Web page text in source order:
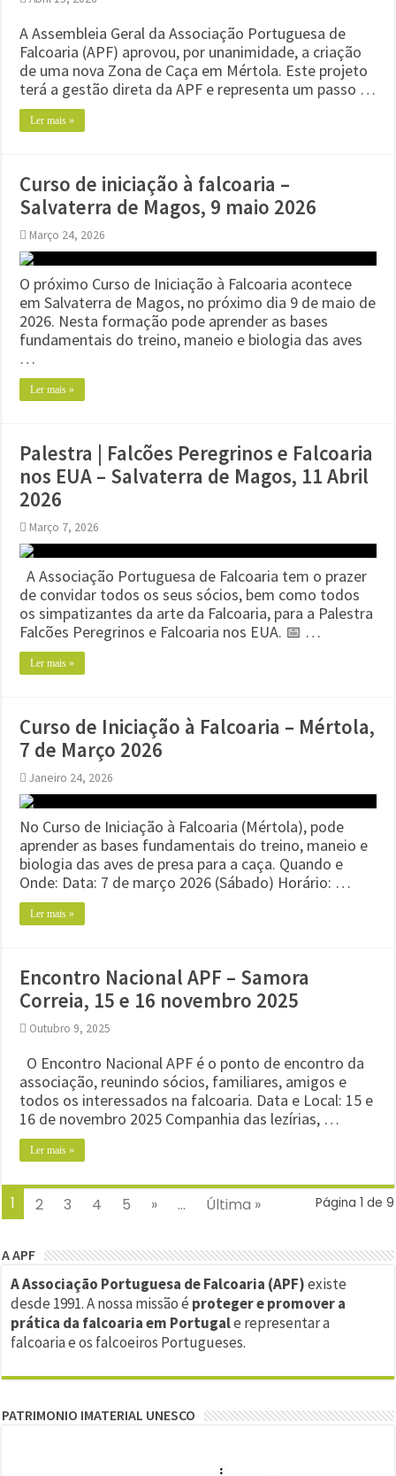
A Assembleia Geral da Associação Portuguesa de
Falcoaria (APF) aprovou, por unanimidade, a criação
de uma nova Zona de Caça em Mértola. Este projeto
terá a gestão direta da APF e representa um passo …
Ler mais »
Curso de iniciação à falcoaria –
Salvaterra de Magos, 9 maio 2026
Março 24, 2026
O próximo Curso de Iniciação à Falcoaria acontece
em Salvaterra de Magos, no próximo dia 9 de maio de
2026. Nesta formação pode aprender as bases
fundamentais do treino, maneio e biologia das aves
…
Ler mais »
Palestra | Falcões Peregrinos e Falcoaria
nos EUA – Salvaterra de Magos, 11 Abril
2026
Março 7, 2026
A Associação Portuguesa de Falcoaria tem o prazer
de convidar todos os seus sócios, bem como todos
os simpatizantes da arte da Falcoaria, para a Palestra
Falcões Peregrinos e Falcoaria nos EUA. 📅 …
Ler mais »
Curso de Iniciação à Falcoaria – Mértola,
7 de Março 2026
Janeiro 24, 2026
No Curso de Iniciação à Falcoaria (Mértola), pode
aprender as bases fundamentais do treino, maneio e
biologia das aves de presa para a caça. Quando e
Onde: Data: 7 de março 2026 (Sábado) Horário: …
Ler mais »
Encontro Nacional APF – Samora
Correia, 15 e 16 novembro 2025
Outubro 9, 2025
O Encontro Nacional APF é o ponto de encontro da
associação, reunindo sócios, familiares, amigos e
todos os interessados na falcoaria. Data e Local: 15 e
16 de novembro 2025 Companhia das lezírias, …
Ler mais »
Página 1 de 9
1 2 3 4 5 » ... Última »
A APF
A Associação Portuguesa de Falcoaria (APF)existe
desde 1991. A nossa missão é proteger e promover a
prática da falcoaria em Portugale representar a
falcoaria e os falcoeiros Portugueses.
PATRIMONIO IMATERIAL UNESCO